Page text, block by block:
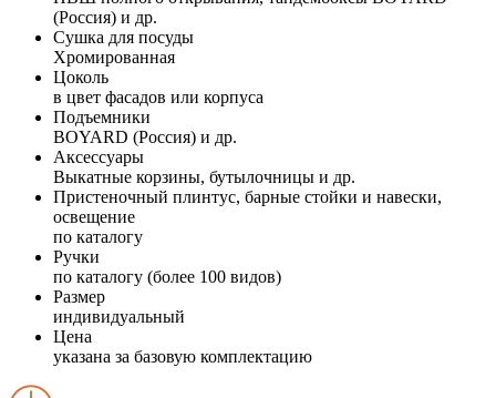
(Россия) и др.
Сушка для посуды
Хромированная
Цоколь
в цвет фасадов или корпуса
Подъемники
BOYARD (Россия) и др.
Аксессуары
Выкатные корзины, бутылочницы и др.
Пристеночный плинтус, барные стойки и навески,
освещение
по каталогу
Ручки
по каталогу (более 100 видов)
Размер
индивидуальный
Цена
указана за базовую комплектацию